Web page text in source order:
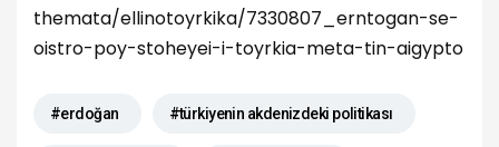
themata/ellinotoyrkika/7330807_erntogan-se-
oistro-poy-stoheyei-i-toyrkia-meta-tin-aigypto
#erdoğan #türkiyenin akdenizdeki politikası